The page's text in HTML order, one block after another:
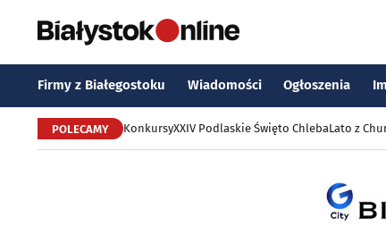
Firmy z Białegostoku Wiadomości Ogłoszenia
POLECAMY KonkursyXXIV Podlaskie Święto ChlebaLato z